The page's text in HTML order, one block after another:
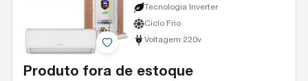
Tecnologia Inverter
Ciclo Frio
Voltagem 220v
Produto fora de estoque